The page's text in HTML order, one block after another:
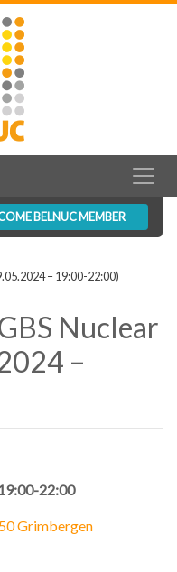
BELNUC MEMBER
– 19:00-22:00)
Nuclear
–
22:00
Grimbergen